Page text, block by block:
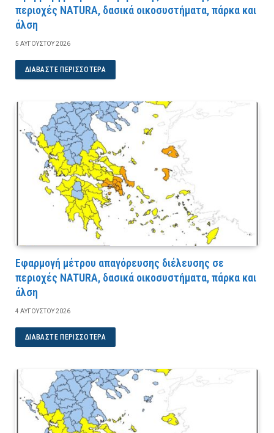
περιοχές NATURA, δασικά οικοσυστήματα, πάρκα και
άλση
5 ΑΥΓΟΎΣΤΟΥ 2026
ΔΙΑΒΆΣΤΕ ΠΕΡΙΣΣΌΤΕΡΑ
Εφαρμογή μέτρου απαγόρευσης διέλευσης σε
περιοχές NATURA, δασικά οικοσυστήματα, πάρκα και
άλση
4 ΑΥΓΟΎΣΤΟΥ 2026
ΔΙΑΒΆΣΤΕ ΠΕΡΙΣΣΌΤΕΡΑ